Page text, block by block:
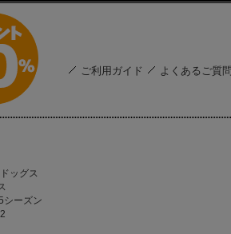
ご利用ガイド よくあるご質問
ッグス
シーズン